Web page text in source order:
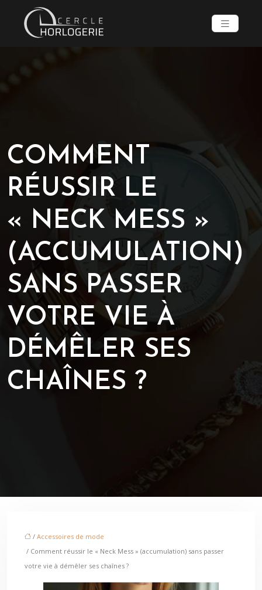
COMMENT
RÉUSSIR LE
« NECK MESS »
(ACCUMULATION)
SANS PASSER
VOTRE VIE À
DÉMÊLER SES
CHAÎNES ?
/ Accessoires de mode
/ Comment réussir le « Neck Mess » (accumulation) sans passer
votre vie à démêler ses chaînes ?